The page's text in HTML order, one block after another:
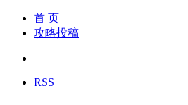
首 页
攻略投稿
RSS